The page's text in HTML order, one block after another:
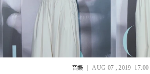
音樂｜ AUG 07 , 2019 17:00